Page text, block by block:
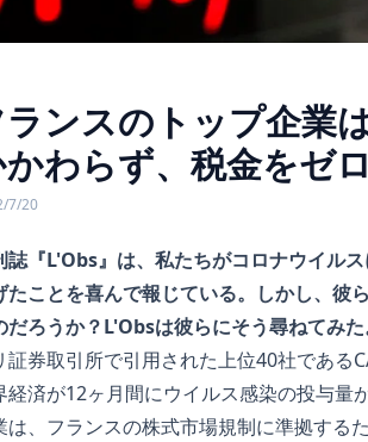
ランスのトップ企業
わらず、税金をゼ
7/20
誌『L'Obs』は、私たちがコロナウイル
たことを喜んで報じている。しかし、彼
だろうか？L'Obsは彼らにそう尋ねてみた
証券取引所で引用された上位40社である
経済が12ヶ月間にウイルス感染の投与量
は、フランスの株式市場規制に準拠する